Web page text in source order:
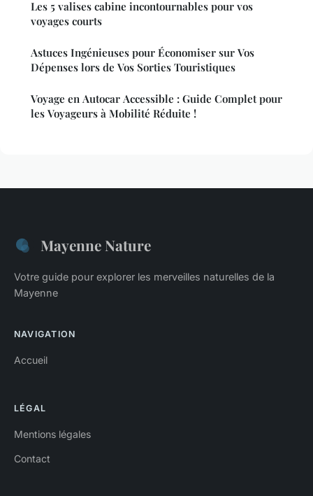
Les 5 valises cabine incontournables pour vos
voyages courts
Astuces Ingénieuses pour Économiser sur Vos
Dépenses lors de Vos Sorties Touristiques
Voyage en Autocar Accessible : Guide Complet pour
les Voyageurs à Mobilité Réduite !
Mayenne Nature
Votre guide pour explorer les merveilles naturelles de la
Mayenne
NAVIGATION
Accueil
LÉGAL
Mentions légales
Contact